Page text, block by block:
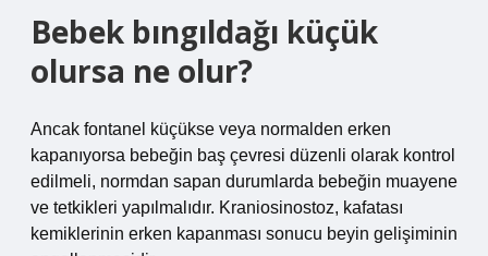
Bebek bıngıldağı küçük
olursa ne olur?
Ancak fontanel küçükse veya normalden erken
kapanıyorsa bebeğin baş çevresi düzenli olarak kontrol
edilmeli, normdan sapan durumlarda bebeğin muayene
ve tetkikleri yapılmalıdır. Kraniosinostoz, kafatası
kemiklerinin erken kapanması sonucu beyin gelişiminin